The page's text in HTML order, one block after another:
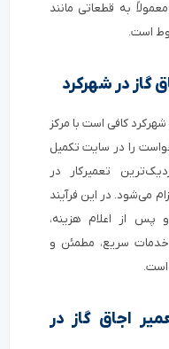
به قطعاتی مانند
است.
گاز در شهرکرد
کافی است با مرکز
را در سایت تکمیل
تعمیرکار در
می‌شود. در این فرآیند
پس از اعلام هزینه،
سریع، مطمئن و
است.
اجاق گاز در